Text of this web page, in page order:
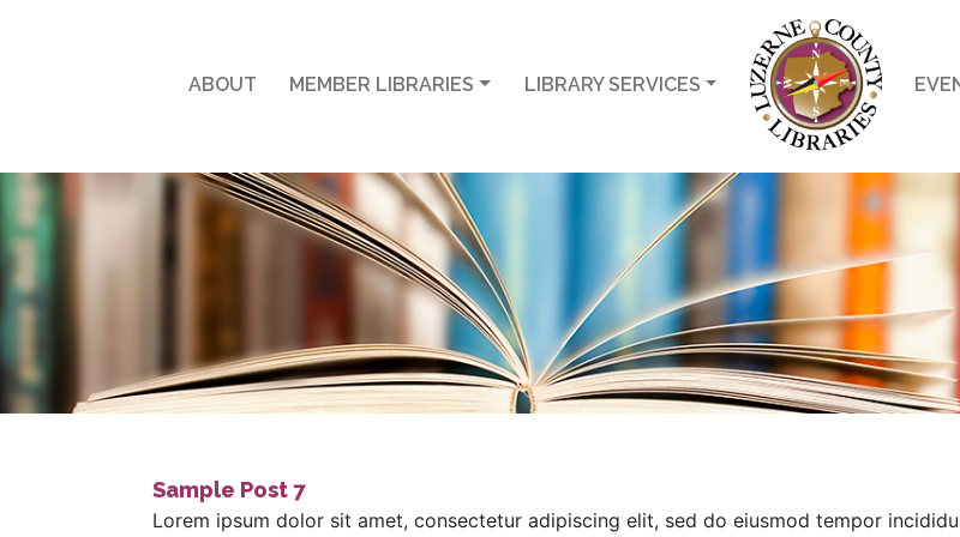
ABOUT MEMBER LIBRARIES LIBRARY SERVICES
Sample Post 7
Lorem ipsum dolor sit amet, consectetur adipiscing elit, sed do eiusmod tempor